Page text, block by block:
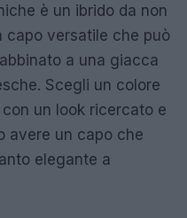
è un ibrido da non
capo versatile che può
a una giacca
Scegli un colore
un look ricercato e
avere un capo che
elegante a